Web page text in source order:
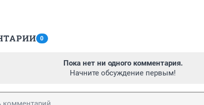
0
Пока нет ни одного комментария.
Начните обсуждение первым!